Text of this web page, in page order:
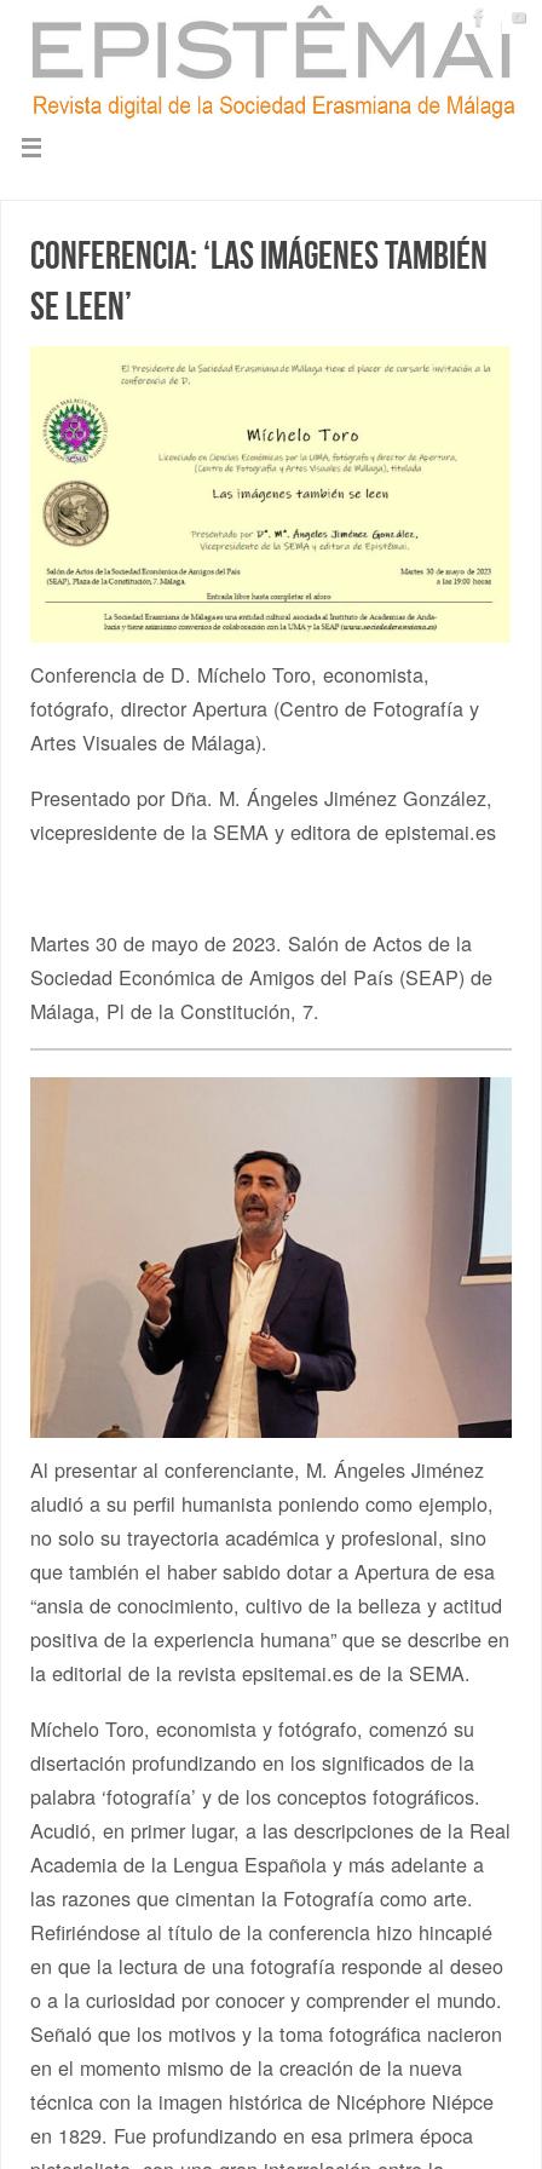
Conferencia: ‘Las imágenes también
se leen’
Conferencia de D. Míchelo Toro, economista,
fotógrafo, director Apertura (Centro de Fotografía y
Artes Visuales de Málaga).
Presentado por Dña. M. Ángeles Jiménez González,
vicepresidente de la SEMA y editora de epistemai.es
Martes 30 de mayo de 2023. Salón de Actos de la
Sociedad Económica de Amigos del País (SEAP) de
Málaga, Pl de la Constitución, 7.
Al presentar al conferenciante, M. Ángeles Jiménez
aludió a su perfil humanista poniendo como ejemplo,
no solo su trayectoria académica y profesional, sino
que también el haber sabido dotar a Apertura de esa
“ansia de conocimiento, cultivo de la belleza y actitud
positiva de la experiencia humana” que se describe en
la editorial de la revista epsitemai.es de la SEMA.
Míchelo Toro, economista y fotógrafo, comenzó su
disertación profundizando en los significados de la
palabra ‘fotografía’ y de los conceptos fotográficos.
Acudió, en primer lugar, a las descripciones de la Real
Academia de la Lengua Española y más adelante a
las razones que cimentan la Fotografía como arte.
Refiriéndose al título de la conferencia hizo hincapié
en que la lectura de una fotografía responde al deseo
o a la curiosidad por conocer y comprender el mundo.
Señaló que los motivos y la toma fotográfica nacieron
en el momento mismo de la creación de la nueva
técnica con la imagen histórica de Nicéphore Niépce
en 1829. Fue profundizando en esa primera época